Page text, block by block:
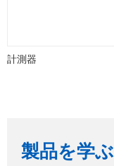
計測器
製品を学ぶ